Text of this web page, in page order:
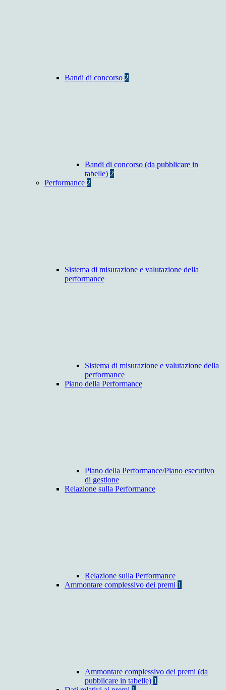
Bandi di concorso 2
Bandi di concorso (da pubblicare in
tabelle) 2
Performance 2
Sistema di misurazione e valutazione della
performance
Sistema di misurazione e valutazione della
performance
Piano della Performance
Piano della Performance/Piano esecutivo
di gestione
Relazione sulla Performance
Relazione sulla Performance
Ammontare complessivo dei premi 1
Ammontare complessivo dei premi (da
pubblicare in tabelle) 1